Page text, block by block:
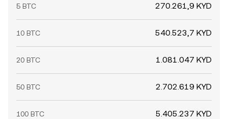
5 BTC 270.261,9 KYD
10 BTC 540.523,7 KYD
20 BTC 1.081.047 KYD
50 BTC 2.702.619 KYD
100 BTC 5.405.237 KYD